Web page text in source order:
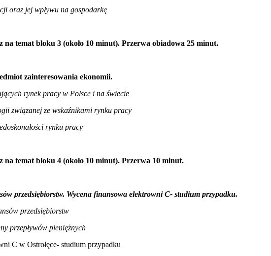
oraz jej wpływu na gospodarkę
na temat bloku 3 (około 10 minut). Przerwa obiadowa 25 minut.
zainteresowania ekonomii.
rynek pracy w Polsce i na świecie
związanej ze wskaźnikami rynku pracy
rynku pracy
na temat bloku 4 (około 10 minut). Przerwa 10 minut.
przedsiębiorstw. Wycena finansowa elektrowni C- studium przypadku.
przedsiębiorstw
przepływów pieniężnych
C w Ostrołęce- studium przypadku